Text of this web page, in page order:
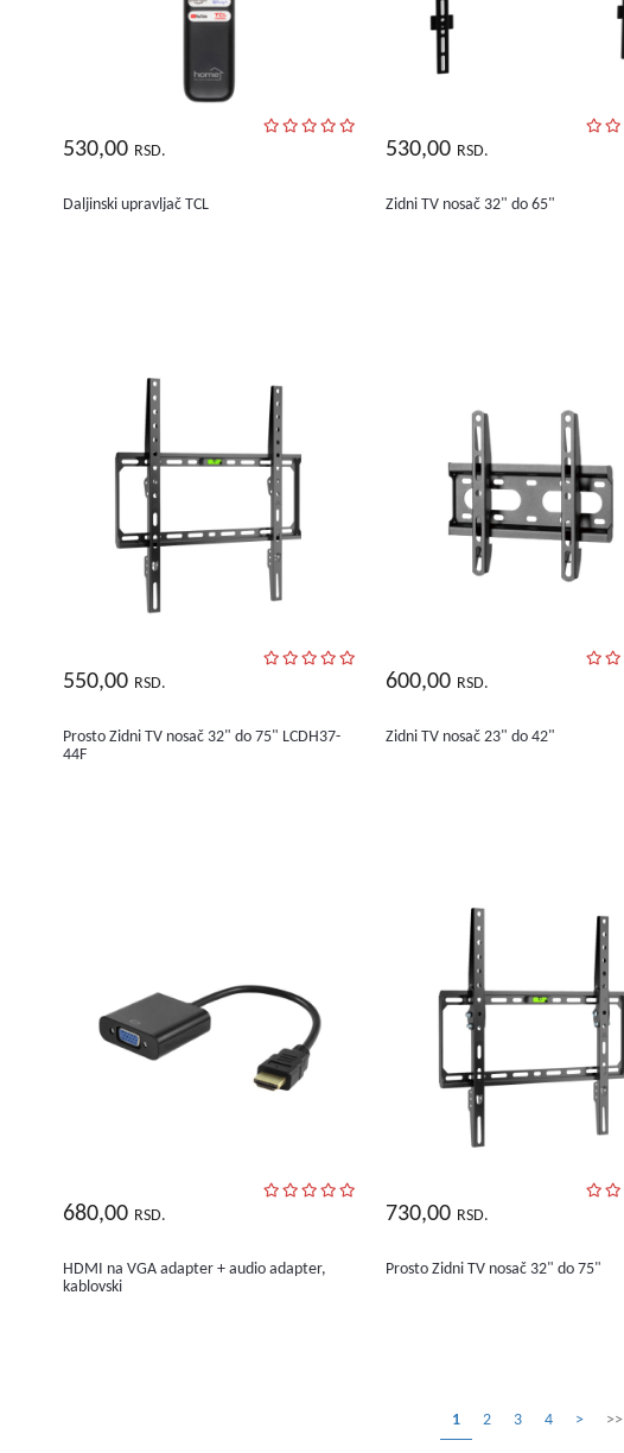
530,00 RSD.
Daljinski upravljač TCL
530,00 RSD.
Zidni TV nosač 32" do 65"
550,00 RSD.
Prosto Zidni TV nosač 32" do 75" LCDH37-
44F
600,00 RSD.
Zidni TV nosač 23" do 42"
680,00 RSD.
HDMI na VGA adapter + audio adapter,
kablovski
730,00 RSD.
Prosto Zidni TV nosač 32" do 75"
1 2 3 4 > >>